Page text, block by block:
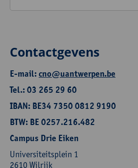
Contactgevens
E-mail:cno@uantwerpen.be
Tel.: 03 265 29 60
IBAN: BE34 7350 0812 9190
BTW: BE 0257.216.482
Campus Drie Eiken
Universiteitsplein 1
2610 Wilrijk